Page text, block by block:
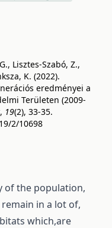
Lisztes-Szabó, Z.,
K. (2022).
eredményei a
Területen (2009-
, 19(2), 33-35.
2/10698
of the population,
in a lot of,
which,are